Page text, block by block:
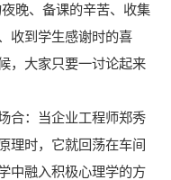
晚、备课的辛苦、收集
收到学生感谢时的喜
，大家只要一讨论起来
合：当企业工程师郑秀
理时，它就回荡在车间
中融入积极心理学的方